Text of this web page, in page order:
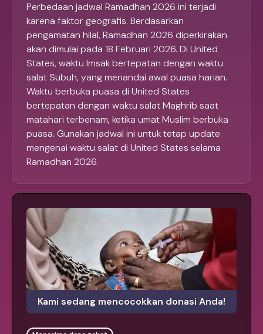
Perbedaan jadwal Ramadhan 2026 ini terjadi
karena faktor geografis. Berdasarkan
pengamatan hilal, Ramadhan 2026 diperkirakan
akan dimulai pada 18 Februari 2026. Di United
States, waktu Imsak bertepatan dengan waktu
salat Subuh, yang menandai awal puasa harian.
Waktu berbuka puasa di United States
bertepatan dengan waktu salat Maghrib saat
matahari terbenam, ketika umat Muslim berbuka
puasa. Gunakan jadwal ini untuk tetap update
mengenai waktu salat di United States selama
Ramadhan 2026.
Kami sedang mencocokkan donasi Anda!